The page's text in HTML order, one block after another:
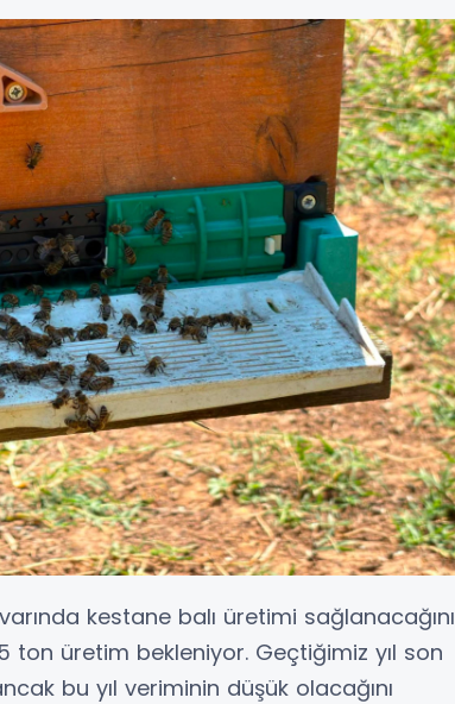
kestane balı üretimi sağlanacağını
ton üretim bekleniyor. Geçtiğimiz yıl son
bu yıl veriminin düşük olacağını